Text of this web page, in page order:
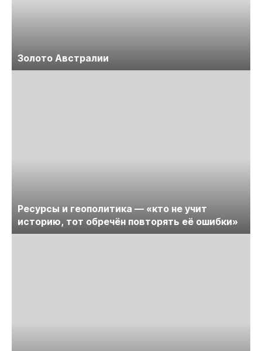
Золото Австралии
Ресурсы и геополитика — «кто не учит
историю, тот обречён повторять её ошибки»